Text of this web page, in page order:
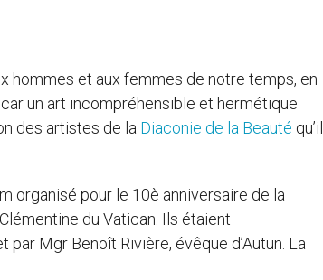
hommes et aux femmes de notre temps, en
un art incompréhensible et hermétique
des artistes de la Diaconie de la Beauté qu’il
organisé pour le 10è anniversaire de la
du Vatican. Ils étaient
Mgr Benoît Rivière, évêque d’Autun. La